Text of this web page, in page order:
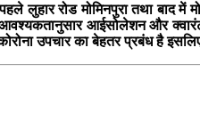
लुहार रोड मोमिनपुरा तथा बाद में
आईसोलेशन और
उपचार का बेहतर प्रबंध है